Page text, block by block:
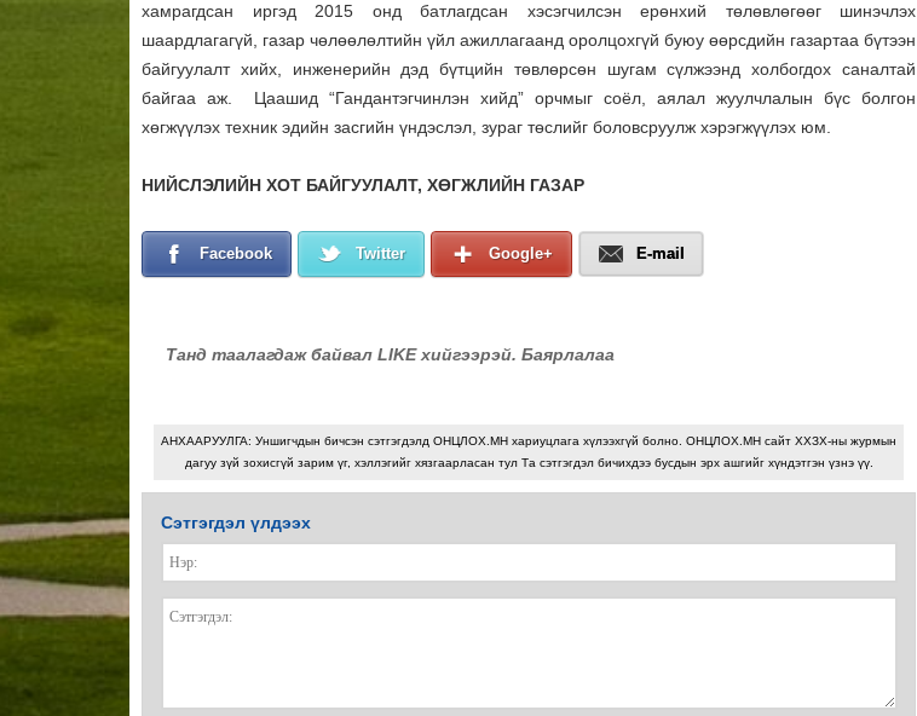
хамрагдсан иргэд 2015 онд батлагдсан хэсэгчилсэн ерөнхий төлөвлөгөөг шинэчлэх
шаардлагагүй, газар чөлөөлөлтийн үйл ажиллагаанд оролцохгүй буюу өөрсдийн газартаа бүтээн
байгуулалт хийх, инженерийн дэд бүтцийн төвлөрсөн шугам сүлжээнд холбогдох саналтай
байгаа аж. Цаашид “Гандантэгчинлэн хийд” орчмыг соёл, аялал жуулчлалын бүс болгон
хөгжүүлэх техник эдийн засгийн үндэслэл, зураг төслийг боловсруулж хэрэгжүүлэх юм.
НИЙСЛЭЛИЙН ХОТ БАЙГУУЛАЛТ, ХӨГЖЛИЙН ГАЗАР
Facebook Twitter Google+ E-mail
Танд таалагдаж байвал LIKE хийгээрэй. Баярлалаа
АНХААРУУЛГА: Уншигчдын бичсэн сэтгэгдэлд ОНЦЛОХ.МН хариуцлага хүлээхгүй болно. ОНЦЛОХ.МН сайт ХХЗХ-ны журмын
дагуу зүй зохисгүй зарим үг, хэллэгийг хязгаарласан тул Та сэтгэгдэл бичихдээ бусдын эрх ашгийг хүндэтгэн үзнэ үү.
Сэтгэгдэл үлдээх